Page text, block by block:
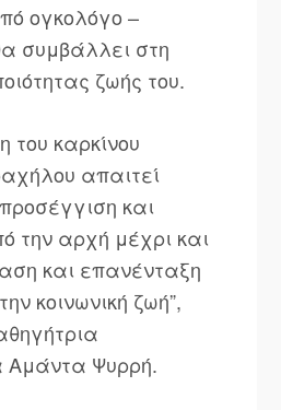
ογκολόγο –
συμβάλλει στη
ζωής του.
του καρκίνου
απαιτεί
και
την αρχή μέχρι και
και επανένταξη
κοινωνική ζωή”,
Αμάντα Ψυρρή.